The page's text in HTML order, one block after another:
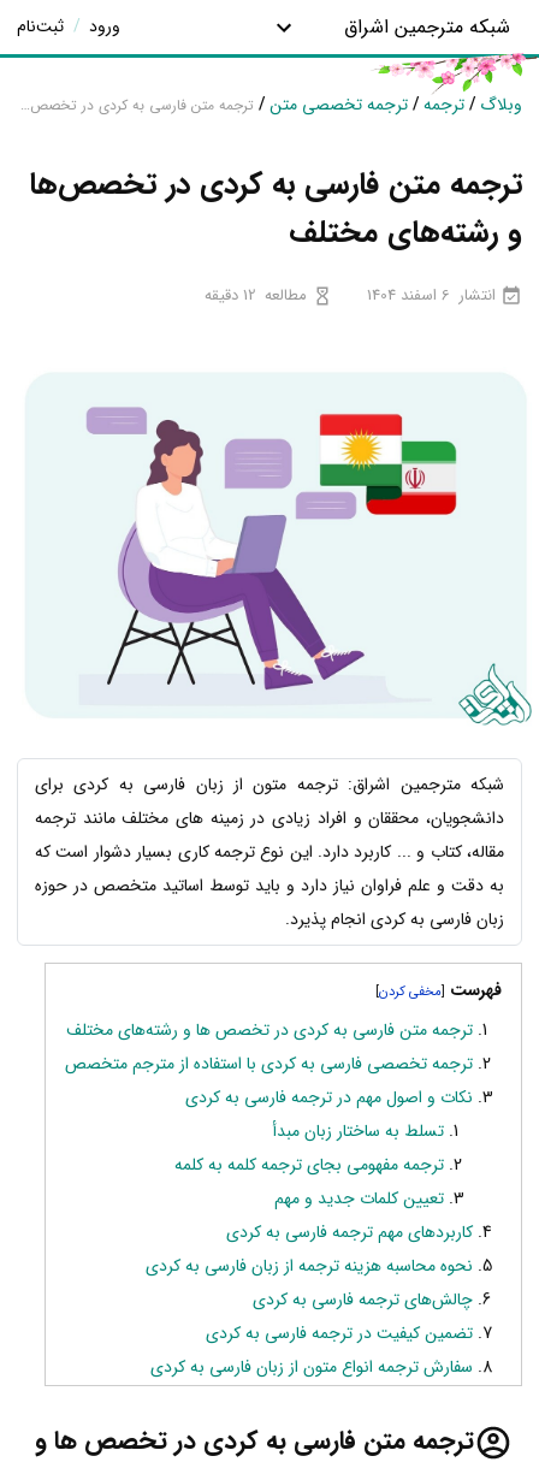
شبکه مترجمین اشراق ورود / ثبت‌نام
وبلاگ /ترجمه/ترجمه تخصصی متن/ ترجمه متن فارسی به کردی در تخصص‌ها و رشته‌های مختلف
ترجمه متن فارسی به کردی در تخصص‌ها
و رشته‌های مختلف
انتشار 6 اسفند 1404 مطالعه 12 دقیقه
شبکه مترجمین اشراق: ترجمه متون از زبان فارسی به کردی برای
دانشجویان، محققان و افراد زیادی در زمینه های مختلف مانند ترجمه
مقاله، کتاب و ... کاربرد دارد. این نوع ترجمه کاری بسیار دشوار است که
به دقت و علم فراوان نیاز دارد و باید توسط اساتید متخصص در حوزه
زبان فارسی به کردی انجام پذیرد.
فهرست [
]
ترجمه متن فارسی به کردی در تخصص ها و رشته‌های مختلف
ترجمه تخصصی فارسی به کردی با استفاده از مترجم متخصص
نکات و اصول مهم در ترجمه فارسی به کردی
تسلط به ساختار زبان مبد‌أ
ترجمه مفهومی بجای ترجمه کلمه به کلمه
تعیین کلمات جدید و مهم
کاربردهای مهم ترجمه فارسی به کردی
نحوه محاسبه هزینه ترجمه از زبان فارسی به کردی
چالش‌های ترجمه فارسی به کردی
تضمین کیفیت در ترجمه فارسی به کردی
سفارش ترجمه انواع متون از زبان فارسی به کردی
ترجمه متن فارسی به کردی در تخصص ها و